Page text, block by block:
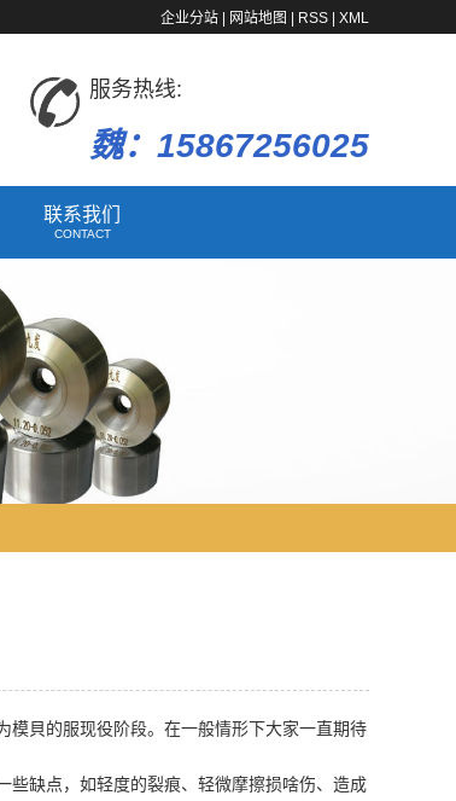
企业分站 网站地图 RSS XML
服务热线:
魏：15867256025
联系我们
CONTACT
模貝的服现役阶段。在一般情形下大家一直期待
缺点，如轻度的裂痕、轻微摩擦损啥伤、造成